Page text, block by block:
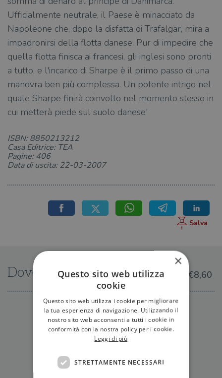
Ufficialmente neutrale, il Paese è minacciato da
Napoleone che, dopo la disfatta di Trafalgar, mira a
impadronirsi della flotta danese. Pur di impedire che
quella flotta finisca ai francesi, gli inglesi sono pronti
a tutto, e l'incarico di Sharpe è il primo passo di una
manovra ben più complessa. Un potente intrigo nel
quale Sharpe finirà coinvolto nel momento stesso in
cui metterà piede sul suolo danese'
ISBN: 8850213212
Casa Editrice: TEA
Pagine: 406
Data di uscita: 22-03-2007
Dove trovarlo €8,60
IN LIBRERIA
×
Questo sito web utilizza
cookie
Questo sito web utilizza i cookie per migliorare
la tua esperienza di navigazione. Utilizzando il
nostro sito web acconsenti a tutti i cookie in
conformità con la nostra policy per i cookie.
Leggi di più
STRETTAMENTE NECESSARI